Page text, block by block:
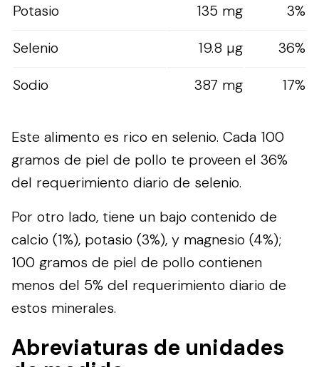
Potasio
135 mg
3%
Selenio
19.8 µg
36%
Sodio
387 mg 17%
Este alimento es rico en selenio. Cada 100
gramos de piel de pollo te proveen el 36%
del requerimiento diario de selenio.
Por otro lado, tiene un bajo contenido de
calcio (1%), potasio (3%), y magnesio (4%);
100 gramos de piel de pollo contienen
menos del 5% del requerimiento diario de
estos minerales.
Abreviaturas de unidades